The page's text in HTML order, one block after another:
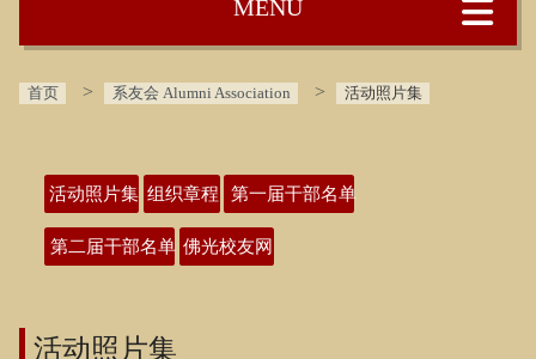
首页 系友会 Alumni Association 活动照片集
活动照片集 组织章程 第一届干部名单
第二届干部名单 佛光校友网
活动照片集